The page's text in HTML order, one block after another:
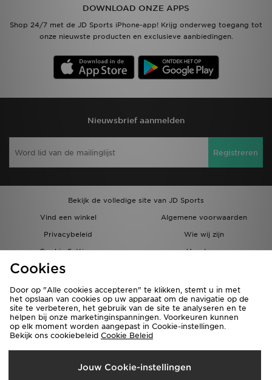
DOWNLOAD ONZE APPS
Shop 24/7 met de JD Sports iPhone-app! Krijg onderweg toegang tot
onze nieuwste producten en exclusieve aanbiedingen.
Nieuwsbrief aanmelden
Registreren
Bekijk de volledige site van JD Sports
Vind een winkel
Algemene voorwaarden
Privacybeleid
Wie wij zijn
Cookie Settings
Vacatures
Bestellingen en Levering
Verzenden Naar
België
Cookies
Door op "Alle cookies accepteren" te klikken, stemt u in met
het opslaan van cookies op uw apparaat om de navigatie op de
site te verbeteren, het gebruik van de site te analyseren en te
helpen bij onze marketinginspanningen. Voorkeuren kunnen
op elk moment worden aangepast in Cookie-instellingen.
Bekijk ons cookiebeleid Cookie Beleid
Jouw Cookie-instellingen